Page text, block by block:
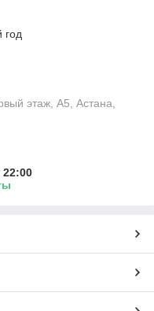
год
этаж, А5, Астана,
22:00